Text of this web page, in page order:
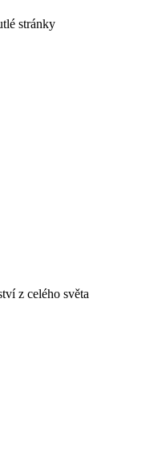
stránky
z celého světa